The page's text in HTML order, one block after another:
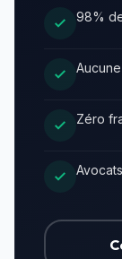
98%
Zéro